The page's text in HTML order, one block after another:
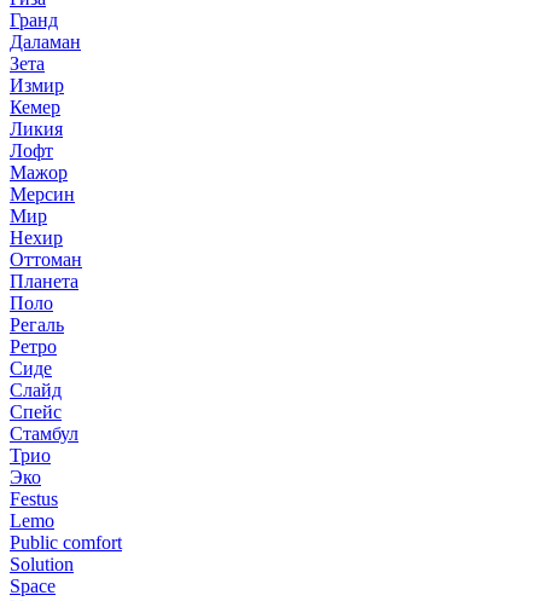
Гранд
Даламан
Зета
Измир
Кемер
Ликия
Лофт
Мажор
Мерсин
Мир
Нехир
Оттоман
Планета
Поло
Регаль
Ретро
Сиде
Слайд
Спейс
Стамбул
Трио
Эко
Festus
Lemo
Public comfort
Solution
Space